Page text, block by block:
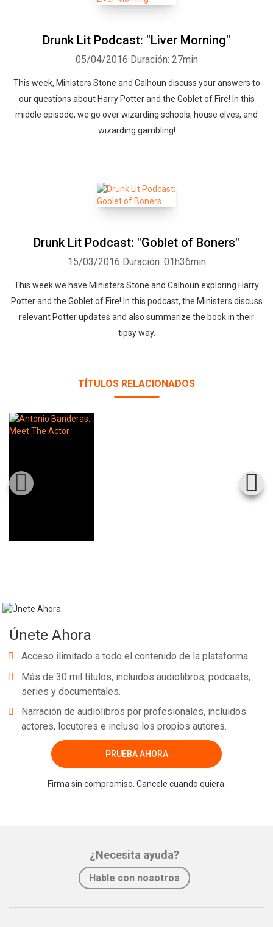
Drunk Lit Podcast: "Liver Morning"
05/04/2016 Duración: 27min
This week, Ministers Stone and Calhoun discuss your answers to
our questions about Harry Potter and the Goblet of Fire! In this
middle episode, we go over wizarding schools, house elves, and
wizarding gambling!
Drunk Lit Podcast: "Goblet of Boners"
15/03/2016 Duración: 01h36min
This week we have Ministers Stone and Calhoun exploring Harry
Potter and the Goblet of Fire! In this podcast, the Ministers discuss
relevant Potter updates and also summarize the book in their
tipsy way.
TÍTULOS RELACIONADOS
Únete Ahora
Acceso ilimitado a todo el contenido de la plataforma.
Más de 30 mil títulos, incluidos audiolibros, podcasts,
series y documentales.
Narración de audiolibros por profesionales, incluidos
actores, locutores e incluso los propios autores.
PRUEBA AHORA
Firma sin compromiso. Cancele cuando quiera.
¿Necesita ayuda?
Hable con nosotros